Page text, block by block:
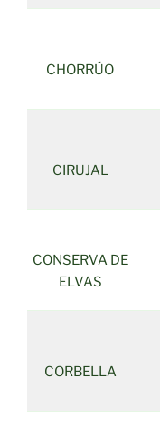
CHORRÚO
CIRUJAL
CONSERVA DE
ELVAS
CORBELLA